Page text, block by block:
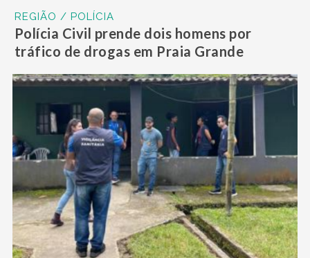
REGIÃO / POLÍCIA
Polícia Civil prende dois homens por
tráfico de drogas em Praia Grande